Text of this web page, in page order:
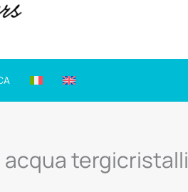
acqua tergicristalli